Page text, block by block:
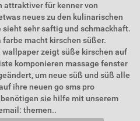
attraktiver für kenner von
neues zu den kulinarischen
sehr saftig und schmackhaft.
macht kirschen süßer.
zeigt süße kirschen auf
komponieren massage fenster
um neue süß und süß alle
ihre neuen go sms pro
sie hilfe mit unserem
themen..